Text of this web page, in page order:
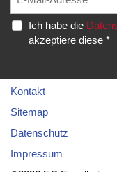
und
erhalte
die
und
erhalte
die
Rudolf-
Diesel-
Str.
83
Ich habe die
akzeptiere diese *
Kontakt
Sitemap
Datenschutz
Impressum